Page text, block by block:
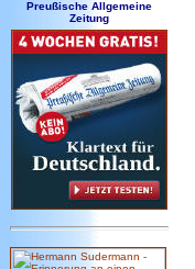
Preußische Allgemeine
Zeitung